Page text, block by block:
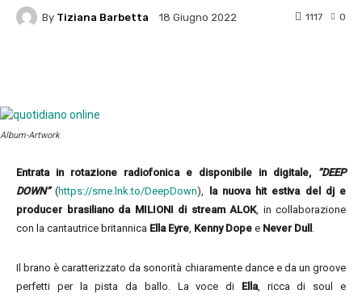
By Tiziana Barbetta 18 Giugno 2022 0
1117
Album-Artwork
Entrata in rotazione radiofonica e disponibile in digitale,
“DEEP
DOWN”(https://sme.lnk.to/DeepDown),
la nuova hit estiva del dj e
producer brasiliano da MILIONI di stream ALOK, in collaborazione
con la cantautrice britannica Ella Eyre, Kenny Dope e Never Dull .
Il brano è caratterizzato da sonorità chiaramente dance e da un groove
perfetti per la pista da ballo. La voce di Ella, ricca di soul e